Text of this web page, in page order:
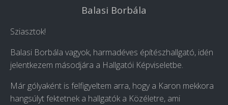
Balasi Borbála
Sziasztok!
Balasi Borbála vagyok, harmadéves építészhallgató, idén
jelentkezem másodjára a Hallgatói Képviseletbe.
Már gólyaként is felfigyeltem arra, hogy a Karon mekkora
hangsúlyt fektetnek a hallgatók a Közéletre, ami